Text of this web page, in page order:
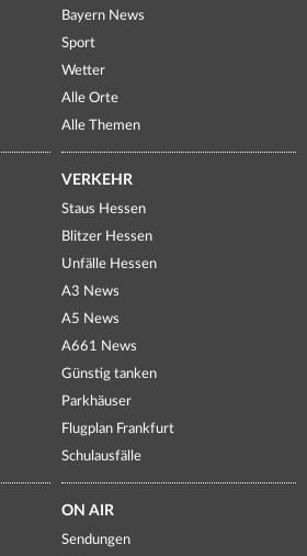
Bayern News
Sport
Wetter
Alle Orte
Alle Themen
VERKEHR
Staus Hessen
Blitzer Hessen
Unfälle Hessen
A3 News
A5 News
A661 News
Günstig tanken
Parkhäuser
Flugplan Frankfurt
Schulausfälle
ON AIR
Sendungen